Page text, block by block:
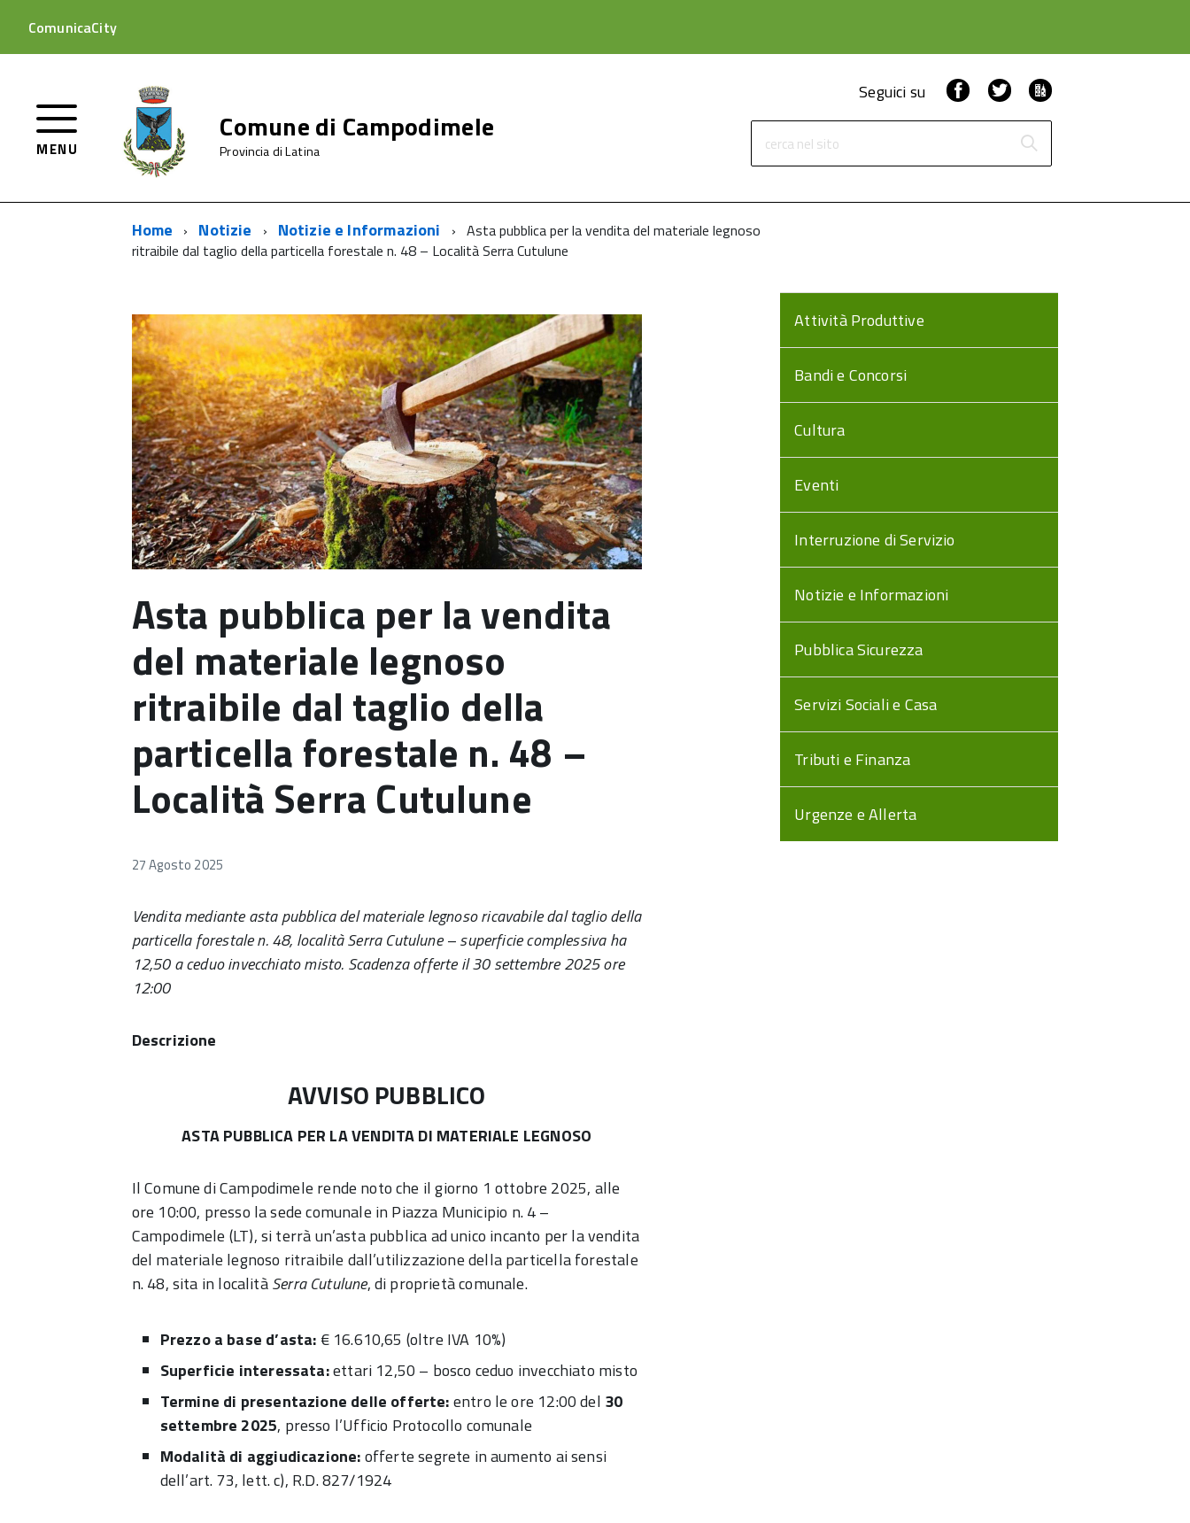
ComunicaCity
MENU
Comune di Campodimele
Provincia di Latina
Seguici su FacebookTwitter
cerca nel sito
Home Notizie Notizie e Informazioni
Asta pubblica per la vendita del materiale legnoso
ritraibile dal taglio della particella forestale n. 48 – Località Serra Cutulune
Asta pubblica per la vendita
del materiale legnoso
ritraibile dal taglio della
particella forestale n. 48 –
Località Serra Cutulune
27 Agosto 2025
Vendita mediante asta pubblica del materiale legnoso ricavabile dal taglio della
particella forestale n. 48, località Serra Cutulune – superficie complessiva ha
12,50 a ceduo invecchiato misto. Scadenza offerte il 30 settembre 2025 ore
12:00
Descrizione
AVVISO PUBBLICO
ASTA PUBBLICA PER LA VENDITA DI MATERIALE LEGNOSO
Il Comune di Campodimele rende noto che il giorno 1 ottobre 2025, alle
ore 10:00, presso la sede comunale in Piazza Municipio n. 4 –
Campodimele (LT), si terrà un’asta pubblica ad unico incanto per la vendita
del materiale legnoso ritraibile dall’utilizzazione della particella forestale
n. 48, sita in localitàSerra Cutulune, di proprietà comunale.
Prezzo a base d’asta: € 16.610,65 (oltre IVA 10%)
Superficie interessata:ettari 12,50 – bosco ceduo invecchiato misto
Termine di presentazione delle offerte:entro le ore 12:00 del 30
settembre 2025, presso l’Ufficio Protocollo comunale
Modalità di aggiudicazione:offerte segrete in aumento ai sensi
dell’art. 73, lett. c), R.D. 827/1924
Attività Produttive
Bandi e Concorsi
Cultura
Eventi
Interruzione di Servizio
Notizie e Informazioni
Pubblica Sicurezza
Servizi Sociali e Casa
Tributi e Finanza
Urgenze e Allerta